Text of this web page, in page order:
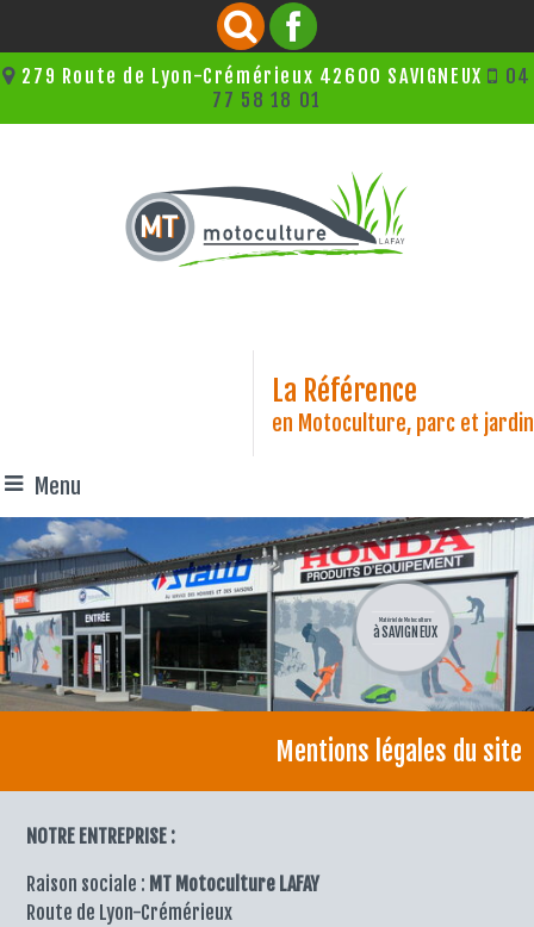
279 Route de Lyon-Crémérieux 42600 SAVIGNEUX
04
77 58 18 01
La Référence
en Motoculture, parc et jardin
Menu
Matériel de Motoculture
à SAVIGNEUX
Mentions légales du site
NOTRE ENTREPRISE :
Raison sociale : MT Motoculture LAFAY
Route de Lyon-Crémérieux